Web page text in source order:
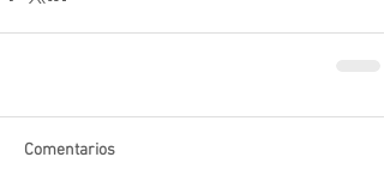
Comentarios